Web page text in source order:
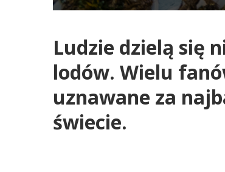
Ludzie dzielą się
lodów. Wielu
uznawane za
świecie.